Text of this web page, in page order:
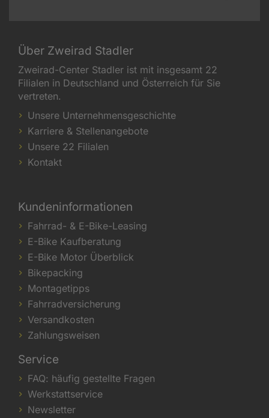
Über Zweirad Stadler
Zweirad-Center Stadler ist mit insgesamt 22
Filialen in Deutschland und Österreich für Sie
vertreten.
Unsere Unternehmensgeschichte
Karriere & Stellenangebote
Unsere 22 Filialen
Kontakt
Kundeninformationen
Fahrrad- & E-Bike-Leasing
E-Bike Kaufberatung
E-Bike Motor Überblick
Bikepacking
Montagetipps
Fahrradversicherung
Versandkosten
Zahlungsweisen
Service
FAQ: häufig gestellte Fragen
Werkstattservice
Newsletter